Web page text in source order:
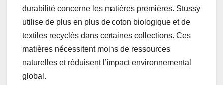
durabilité concerne les matières premières. Stussy
utilise de plus en plus de coton biologique et de
textiles recyclés dans certaines collections. Ces
matières nécessitent moins de ressources
naturelles et réduisent l’impact environnemental
global.